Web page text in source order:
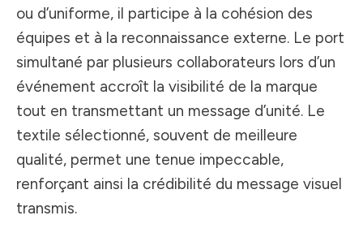
ou d’uniforme, il participe à la cohésion des
équipes et à la reconnaissance externe. Le port
simultané par plusieurs collaborateurs lors d’un
événement accroît la visibilité de la marque
tout en transmettant un message d’unité. Le
textile sélectionné, souvent de meilleure
qualité, permet une tenue impeccable,
renforçant ainsi la crédibilité du message visuel
transmis.